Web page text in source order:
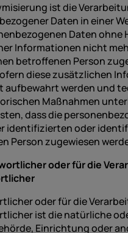
ist die
Daten in einer
Daten ohne
Informationen nicht
betroffenen Person
diese zusätzlichen
aufbewahrt werden und
Maßnahmen
dass die
identifizierten oder
Person zugewiesen
oder für die
oder für die
ist die natürliche
Einrichtung oder